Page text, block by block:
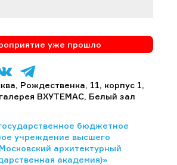
уже прошло
Рождественка, 11, корпус 1,
ВХУТЕМАС, Белый зал
бюджетное
учреждение высшего
архитектурный
академия)»